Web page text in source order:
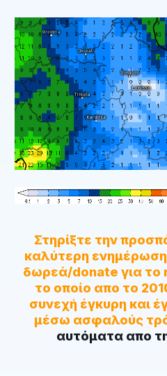
Στηρίξτε την
καλύτερη
δωρεά/donate για
το οποίο απο το
συνεχή έγκυρη και
μέσω ασφαλούς
αυτόματα απο